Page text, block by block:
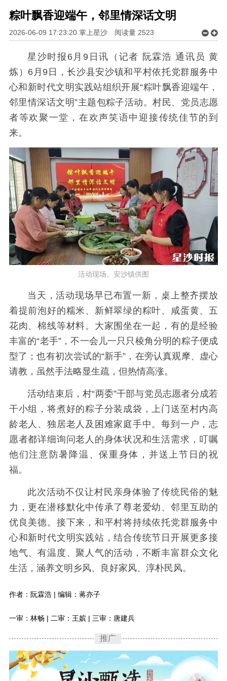
粽叶飘香迎端午，邻里情深话文明
2026-06-09 17:23:20 掌上星沙 阅读量 2523
星沙时报6月9日讯（记者 阮霖浩 通讯员 黄
炼）6月9日，长沙县安沙镇和平村依托党群服务中
心和新时代文明实践站组织开展“粽叶飘香迎端午，
邻里情深话文明”主题包粽子活动。村民、党员志愿
者等欢聚一堂，在欢声笑语中迎接传统佳节的到
来。
活动现场。安沙镇供图
当天，活动现场早已布置一新，桌上整齐摆放
着提前泡好的糯米、新鲜翠绿的粽叶、咸蛋黄、五
花肉、棉线等材料。大家围坐在一起，有的是经验
丰富的“老手”，不一会儿一只只棱角分明的粽子便成
型了；也有初次尝试的“新手”，在旁认真观摩、虚心
请教，虽然手法略显生疏，但热情高涨。
活动结束后，村“两委”干部与党员志愿者分成若
干小组，将煮好的粽子分装成袋，上门送至村内高
龄老人、独居老人及困难家庭手中。每到一户，志
愿者都详细询问老人的身体状况和生活需求，叮嘱
他们注意防暑降温、保重身体，并送上节日的祝
福。
此次活动不仅让村民亲身体验了传统民俗的魅
力，更在潜移默化中传承了尊老爱幼、邻里互助的
优良美德。接下来，和平村将持续依托党群服务中
心和新时代文明实践站，结合传统节日开展更多接
地气、有温度、聚人气的活动，不断丰富群众文化
生活，涵养文明乡风、良好家风、淳朴民风。
作者：阮霖浩 | 编辑：蒋亦子
一审：林畅 | 二审：王嫔 | 三审：唐建兵
推广